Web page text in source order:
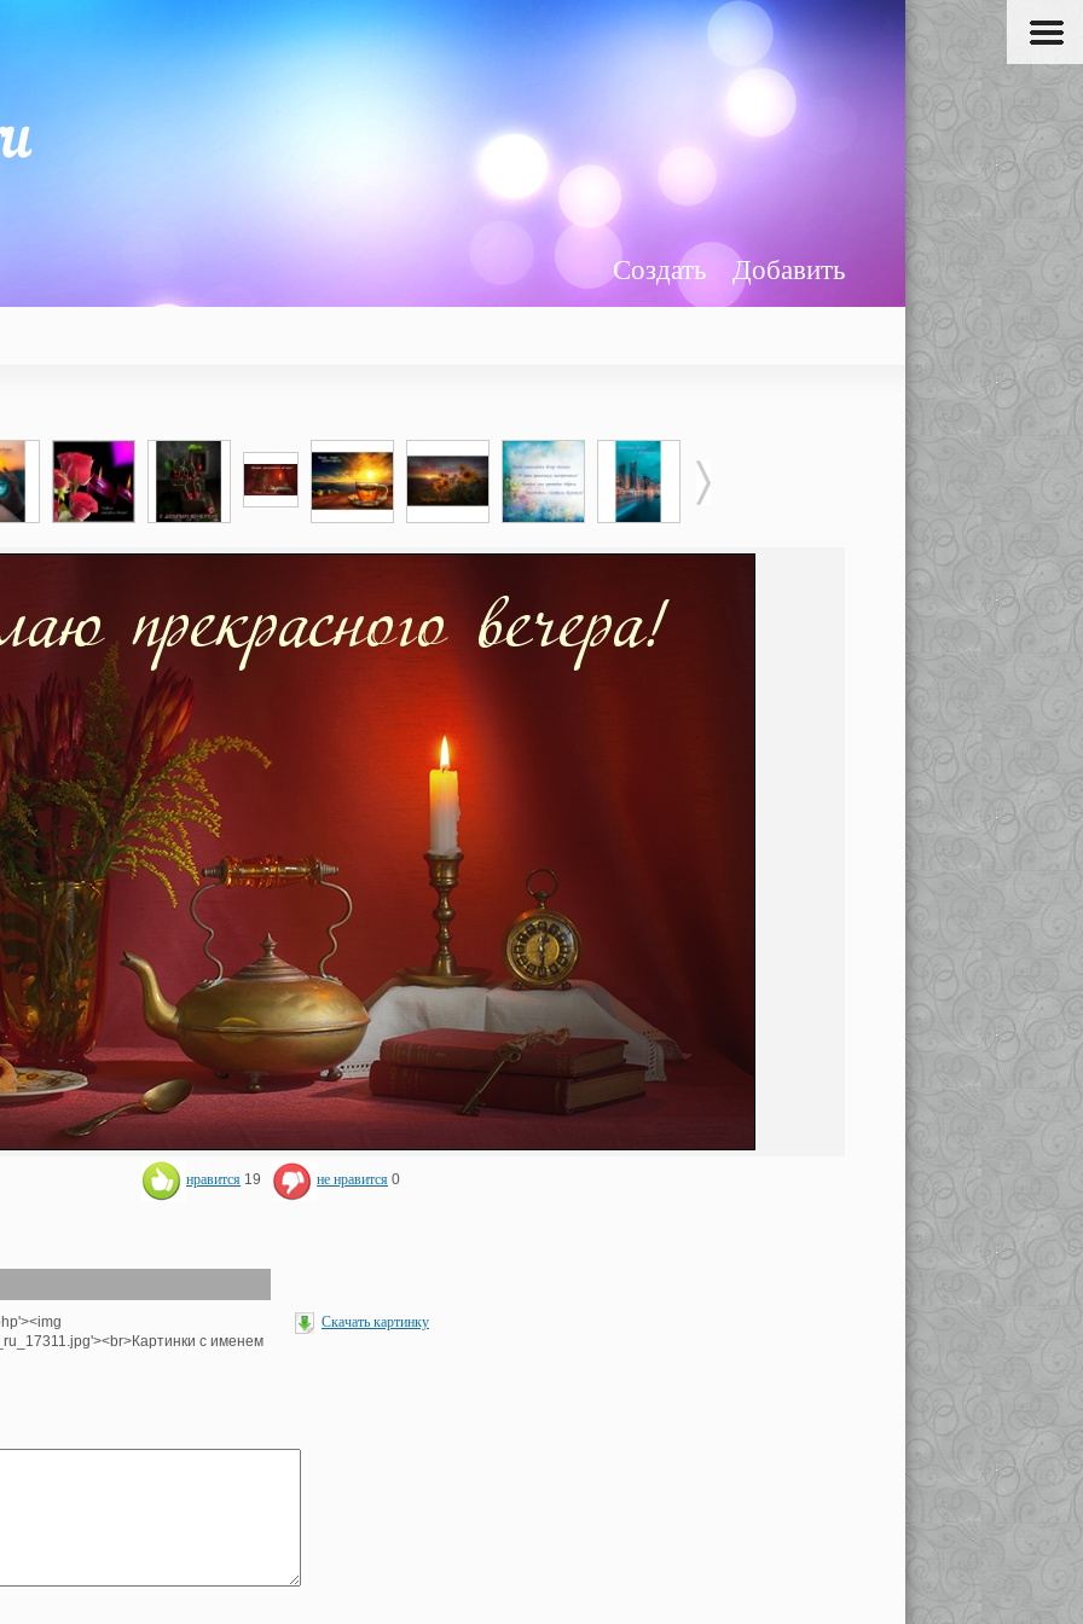
Добавить
Создать
нравится 19 не нравится 0
с именем
Скачать картинку